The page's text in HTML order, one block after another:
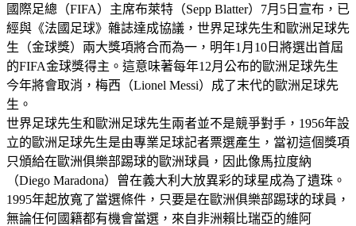
國際足總（FIFA）主席布萊特（Sepp Blatter）7月5日宣布，已
經與《法國足球》雜誌達成協議，世界足球先生和歐洲足球先
生（金球獎）兩大獎項將合而為一，明年1月10日將選出首屆
的FIFA金球獎得主。這意味著每年12月公布的歐洲足球先生
今年將會取消，梅西（Lionel Messi）成了末代的歐洲足球先
生。
世界足球先生和歐洲足球先生兩者並不是競爭對手，1956年設
立的歐洲足球先生是由專業足球記者票選產生，當初這個獎項
只頒給在歐洲俱樂部踢球的歐洲球員，因此像馬拉度納
（Diego Maradona）曾在義大利大放異彩的球星成為了遺珠。
1995年起放寬了當選條件，只要是在歐洲俱樂部踢球的球員，
無論任何國籍都有機會當選，來自非洲賴比瑞亞的維阿